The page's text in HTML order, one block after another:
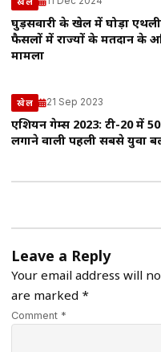
घुड़सवारी के खेल में घोड़ा
फैसलों में राज्यों के मतदान के
मामला
खेल 21 Sep 2023
एशियन गेम्स 2023: टी-20 में
लगाने वाली पहली सबसे युवा
Leave a Reply
Your email address will
are marked *
Comment *